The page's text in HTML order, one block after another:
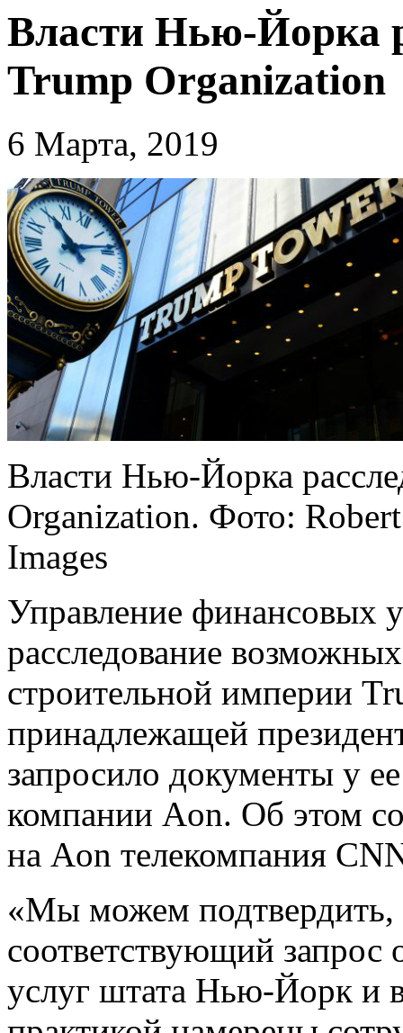
Власти Нью-Йорка
Trump Organization
6 Марта, 2019
Власти Нью-Йорка
Organization. Фото:
Images
Управление финансовых
расследование
строительной империи
принадлежащей
запросило документы у
компании Aon. Об этом
на Aon телекомпания
«Мы можем подтвердить,
соответствующий
услуг штата Нью-Йорк и